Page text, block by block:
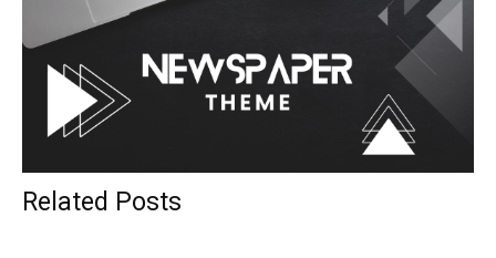
Related Posts